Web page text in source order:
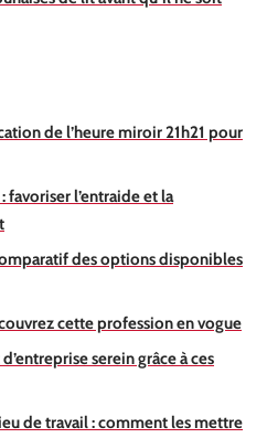
de l’heure miroir 21h21 pour
l’entraide et la
des options disponibles
cette profession en vogue
serein grâce à ces
de travail : comment les mettre